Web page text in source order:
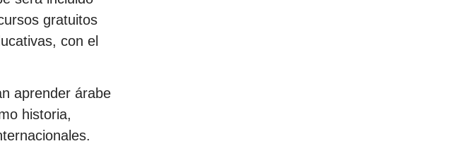
gratuitos
con el
aprender árabe
historia,